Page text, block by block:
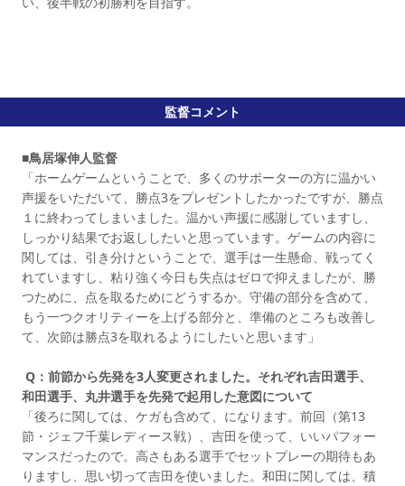
監督コメント
■鳥居塚伸人監督
「ホームゲームということで、多くのサポーターの方に温かい
声援をいただいて、勝点3をプレゼントしたかったですが、勝点
１に終わってしまいました。温かい声援に感謝していますし、
しっかり結果でお返ししたいと思っています。ゲームの内容に
関しては、引き分けということで、選手は一生懸命、戦ってく
れていますし、粘り強く今日も失点はゼロで抑えましたが、勝
つために、点を取るためにどうするか。守備の部分を含めて、
もう一つクオリティーを上げる部分と、準備のところも改善し
て、次節は勝点3を取れるようにしたいと思います」
Q：前節から先発を3人変更されました。それぞれ吉田選手、
和田選手、丸井選手を先発で起用した意図について
「後ろに関しては、ケガも含めて、になります。前回（第13
節・ジェフ千葉レディース戦）、吉田を使って、いいパフォー
マンスだったので。高さもある選手でセットプレーの期待もあ
りますし、思い切って吉田を使いました。和田に関しては、積